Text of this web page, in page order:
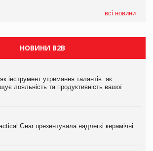
всі новини
НОВИНИ B2B
інструмент утримання талантів: як
лояльність та продуктивність вашої
Gear презентувала надлегкі керамічні